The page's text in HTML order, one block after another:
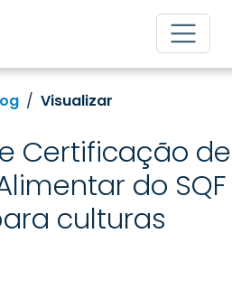
Visualizar
Certificação de
do SQF
culturas